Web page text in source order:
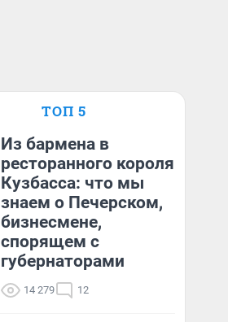
ТОП 5
Из бармена в
ресторанного короля
Кузбасса: что мы
знаем о Печерском,
бизнесмене,
спорящем с
губернаторами
14 279 12